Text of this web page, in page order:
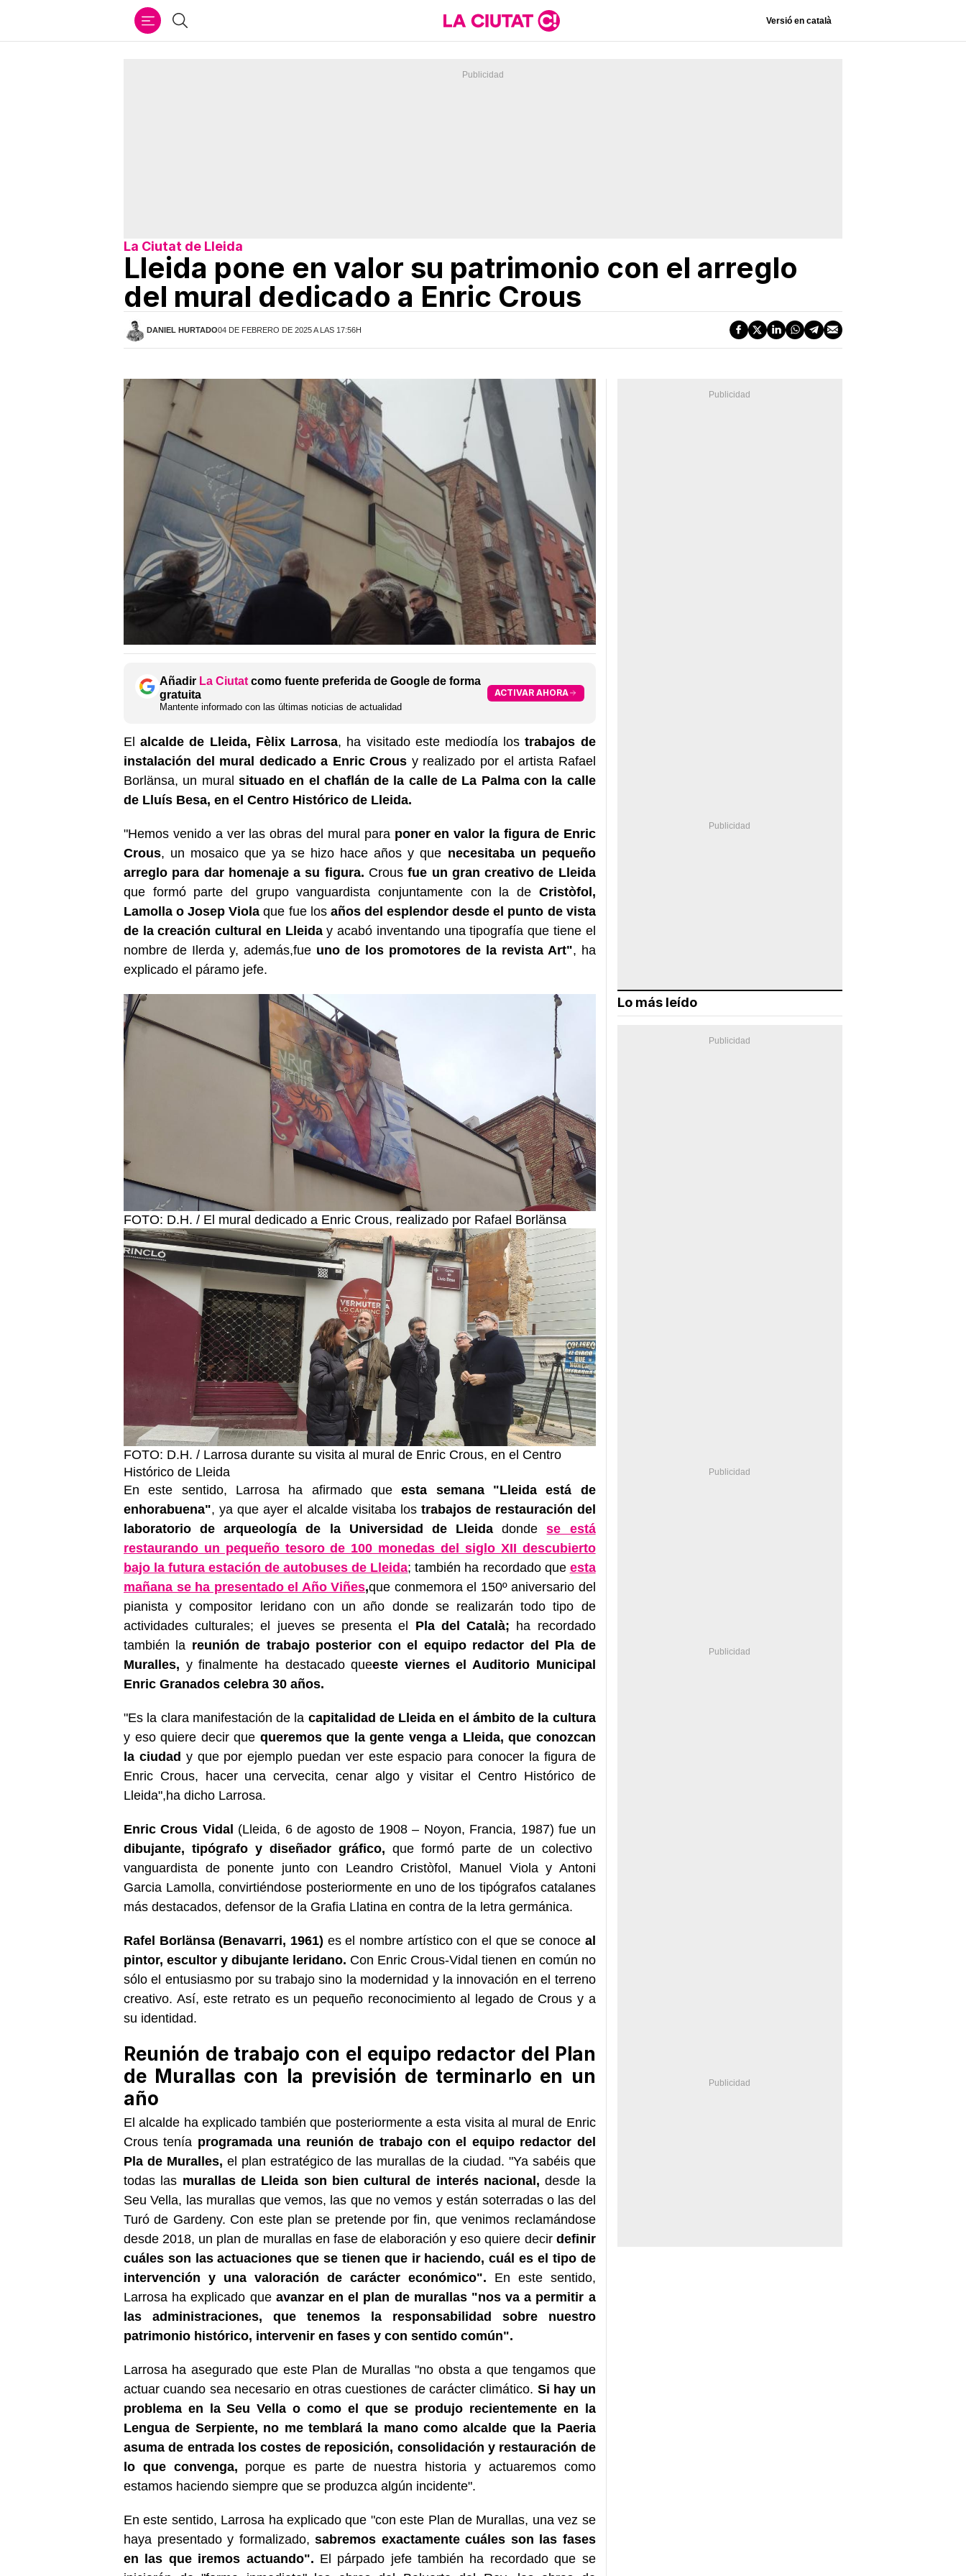
Buscar Versió en català
La Ciutat de Lleida
Lleida pone en valor su patrimonio con el arreglo
del mural dedicado a Enric Crous
DANIEL HURTADO04 DE FEBRERO DE 2025 A LAS 17:56H
Añadir La Ciutat como fuente preferida de Google de forma
gratuita
Mantente informado con las últimas noticias de actualidad
ACTIVAR AHORA
Elalcalde de Lleida, Fèlix Larrosa, ha visitado este mediodía los trabajos de
instalación del mural dedicado a Enric Crous y realizado por el artista Rafael
Borlänsa, un mural situado en el chaflán de la calle de La Palma con la calle
de Lluís Besa, en el Centro Histórico de Lleida.
"Hemos venido a ver las obras del mural para poner en valor la figura de Enric
Crous, un mosaico que ya se hizo hace años y que necesitaba un pequeño
arreglo para dar homenaje a su figura. Crousfue un gran creativo de Lleida
que formó parte del grupo vanguardista conjuntamente con la de Cristòfol,
Lamolla o Josep Viola que fue los años del esplendor desde el punto de vista
de la creación cultural en Lleiday acabó inventando una tipografía que tiene el
nombre de Ilerda y, además,fue uno de los promotores de la revista Art", ha
explicado el páramo jefe.
FOTO: D.H. / El mural dedicado a Enric Crous, realizado por Rafael Borlänsa
FOTO: D.H. / Larrosa durante su visita al mural de Enric Crous, en el Centro
Histórico de Lleida
En este sentido, Larrosa ha afirmado queesta semana "Lleida está de
enhorabuena", ya que ayer el alcalde visitaba los trabajos de restauración del
laboratorio de arqueología de la Universidad de Lleida dondese está
restaurando un pequeño tesoro de 100 monedas del siglo XII descubierto
bajo la futura estación de autobuses de Lleida; también ha recordado que esta
mañana se ha presentado el Año Viñes,que conmemora el 150º aniversario del
pianista y compositor leridano con un año donde se realizarán todo tipo de
actividades culturales; el jueves se presenta el Pla del Català; ha recordado
también la reunión de trabajo posterior con el equipo redactor del Pla de
Muralles, y finalmente ha destacado queeste viernes el Auditorio Municipal
Enric Granados celebra 30 años.
"Es la clara manifestación de la capitalidad de Lleida en el ámbito de la cultura
y eso quiere decir que queremos que la gente venga a Lleida, que conozcan
la ciudad y que por ejemplo puedan ver este espacio para conocer la figura de
Enric Crous, hacer una cervecita, cenar algo y visitar el Centro Histórico de
Lleida",ha dicho Larrosa.
Enric Crous Vidal (Lleida, 6 de agosto de 1908 – Noyon, Francia, 1987) fue un
dibujante, tipógrafo y diseñador gráfico, que formó parte de un colectivo
vanguardista de ponente junto con Leandro Cristòfol, Manuel Viola y Antoni
Garcia Lamolla, convirtiéndose posteriormente en uno de los tipógrafos catalanes
más destacados, defensor de la Grafia Llatina en contra de la letra germánica.
Rafel Borlänsa (Benavarri, 1961) es el nombre artístico con el que se conoce al
pintor, escultor y dibujante leridano. Con Enric Crous-Vidal tienen en común no
sólo el entusiasmo por su trabajo sino la modernidad y la innovación en el terreno
creativo. Así, este retrato es un pequeño reconocimiento al legado de Crous y a
su identidad.
Reunión de trabajo con el equipo redactor del Plan
de Murallas con la previsión de terminarlo en un
año
El alcalde ha explicado también que posteriormente a esta visita al mural de Enric
Crous tenía programada una reunión de trabajo con el equipo redactor del
Pla de Muralles, el plan estratégico de las murallas de la ciudad. "Ya sabéis que
todas las murallas de Lleida son bien cultural de interés nacional, desde la
Seu Vella, las murallas que vemos, las que no vemos y están soterradas o las del
Turó de Gardeny. Con este plan se pretende por fin, que venimos reclamándose
desde 2018, un plan de murallas en fase de elaboración y eso quiere decir definir
cuáles son las actuaciones que se tienen que ir haciendo, cuál es el tipo de
intervención y una valoración de carácter económico". En este sentido,
Larrosa ha explicado que avanzar en el plan de murallas "nos va a permitir a
las administraciones, que tenemos la responsabilidad sobre nuestro
patrimonio histórico, intervenir en fases y con sentido común".
Larrosa ha asegurado que este Plan de Murallas "no obsta a que tengamos que
actuar cuando sea necesario en otras cuestiones de carácter climático. Si hay un
problema en la Seu Vella o como el que se produjo recientemente en la
Lengua de Serpiente, no me temblará la mano como alcalde que la Paeria
asuma de entrada los costes de reposición, consolidación y restauración de
lo que convenga, porque es parte de nuestra historia y actuaremos como
estamos haciendo siempre que se produzca algún incidente".
En este sentido, Larrosa ha explicado que "con este Plan de Murallas, una vez se
haya presentado y formalizado,sabremos exactamente cuáles son las fases
en las que iremos actuando". El párpado jefe también ha recordado que se
Lo más leído